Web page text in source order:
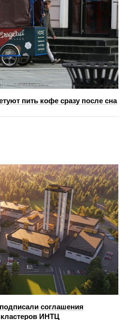
пить кофе сразу после сна
соглашения
кластеров ИНТЦ